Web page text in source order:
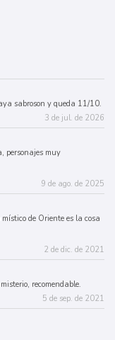
sabroson y queda 11/10.
3 de jul. de 2026
personajes muy
9 de ago. de 2025
de Oriente es la cosa
2 de dic. de 2021
recomendable.
5 de sep. de 2021